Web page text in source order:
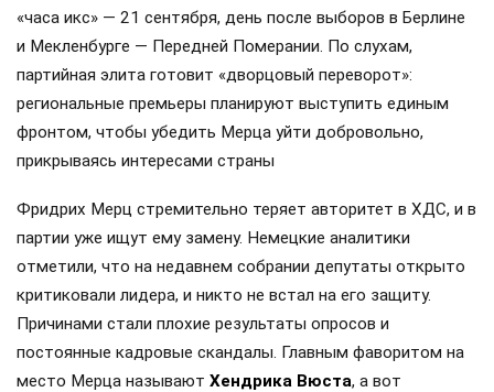
«часа икс» — 21 сентября, день после выборов в Берлине
и Мекленбурге — Передней Померании. По слухам,
партийная элита готовит «дворцовый переворот»:
региональные премьеры планируют выступить единым
фронтом, чтобы убедить Мерца уйти добровольно,
прикрываясь интересами страны
Фридрих Мерц стремительно теряет авторитет в ХДС, и в
партии уже ищут ему замену. Немецкие аналитики
отметили, что на недавнем собрании депутаты открыто
критиковали лидера, и никто не встал на его защиту.
Причинами стали плохие результаты опросов и
постоянные кадровые скандалы. Главным фаворитом на
место Мерца называют Хендрика Вюста, а вот